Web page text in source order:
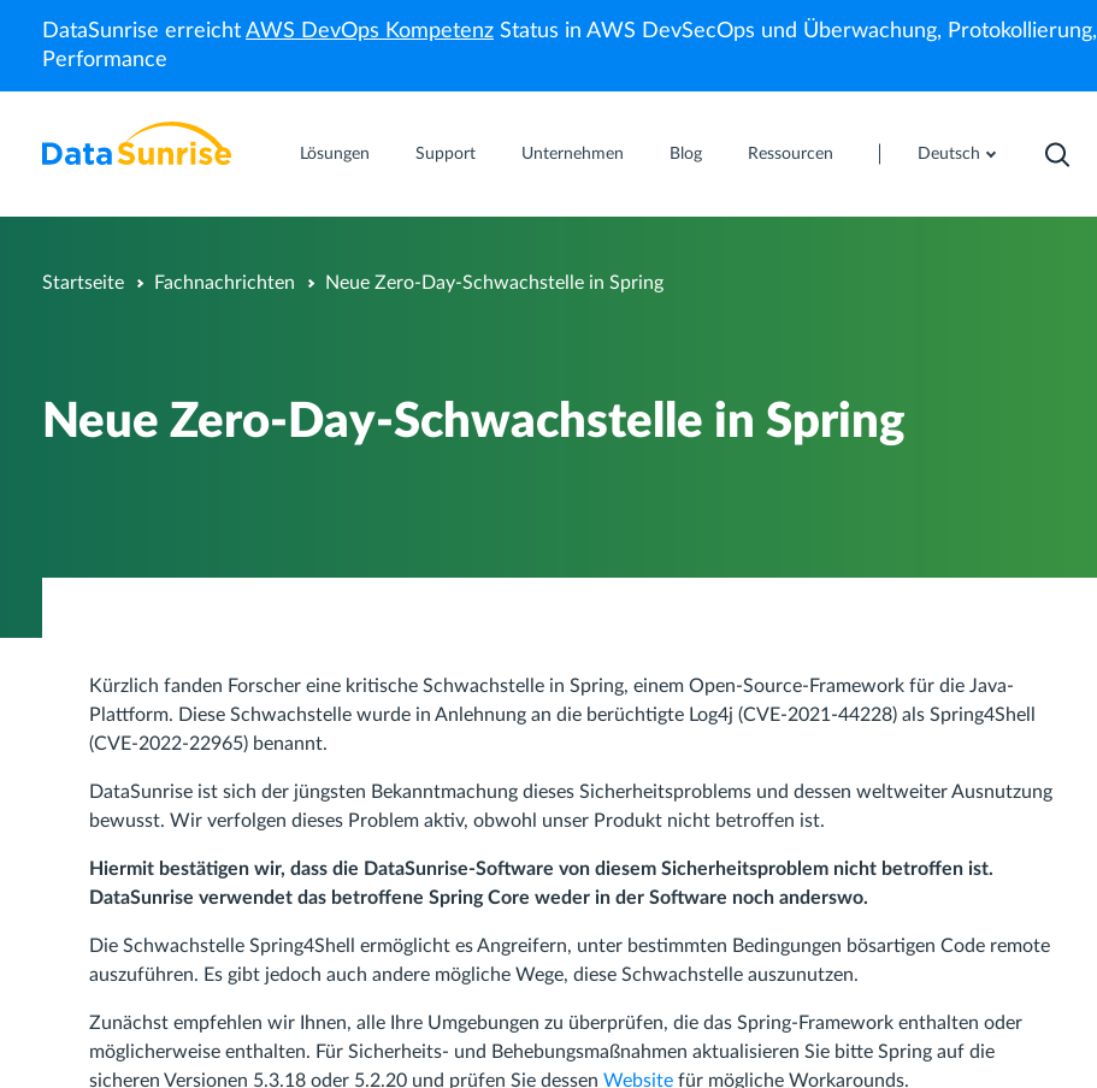
DataSunrise erreicht AWS DevOps Kompetenz Status in AWS DevSecOps und Überwachung, Protokollierung,
Performance
Lösungen Support Unternehmen Blog Ressourcen Deutsch
Startseite Fachnachrichten Neue Zero-Day-Schwachstelle in Spring
Neue Zero-Day-Schwachstelle in Spring
Kürzlich fanden Forscher eine kritische Schwachstelle in Spring, einem Open-Source-Framework für die Java-
Plattform. Diese Schwachstelle wurde in Anlehnung an die berüchtigte Log4j (CVE-2021-44228) als Spring4Shell
(CVE-2022-22965) benannt.
DataSunrise ist sich der jüngsten Bekanntmachung dieses Sicherheitsproblems und dessen weltweiter Ausnutzung
bewusst. Wir verfolgen dieses Problem aktiv, obwohl unser Produkt nicht betroffen ist.
Hiermit bestätigen wir, dass die DataSunrise-Software von diesem Sicherheitsproblem nicht betroffen ist.
DataSunrise verwendet das betroffene Spring Core weder in der Software noch anderswo.
Die Schwachstelle Spring4Shell ermöglicht es Angreifern, unter bestimmten Bedingungen bösartigen Code remote
auszuführen. Es gibt jedoch auch andere mögliche Wege, diese Schwachstelle auszunutzen.
Zunächst empfehlen wir Ihnen, alle Ihre Umgebungen zu überprüfen, die das Spring-Framework enthalten oder
möglicherweise enthalten. Für Sicherheits- und Behebungsmaßnahmen aktualisieren Sie bitte Spring auf die
sicheren Versionen 5.3.18 oder 5.2.20 und prüfen Sie dessen Website für mögliche Workarounds.